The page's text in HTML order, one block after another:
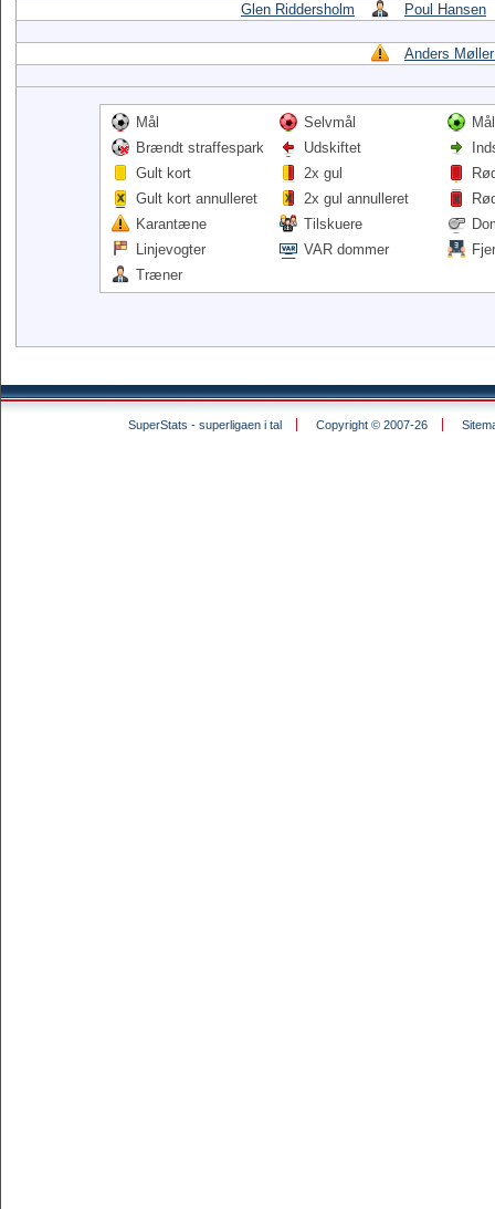
Glen Riddersholm Poul Hansen
Anders
Mål Selvmål
Brændt straffespark
Udskiftet
Gult kort
2x gul
Gult kort annulleret
2x gul annulleret
Karantæne
Tilskuere
Linjevogter
VAR dommer
Træner
SuperStats - superligaen i tal Copyright © 2007-26